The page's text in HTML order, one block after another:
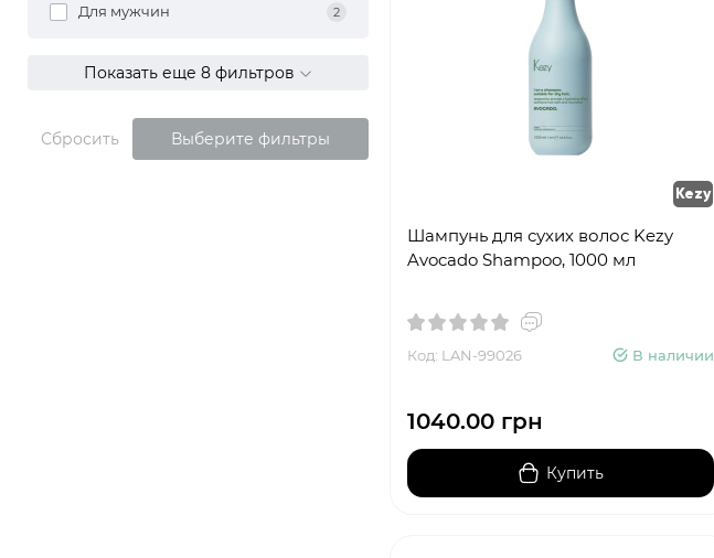
Для мужчин 2
Показать еще 8 фильтров
Сбросить Выберите фильтры
Kezy
Шампунь для сухих волос Kezy
Avocado Shampoo, 1000 мл
Код: LAN-99026 В наличии
1040.00 грн
Купить